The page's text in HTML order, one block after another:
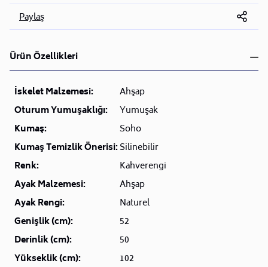
Paylaş
Ürün Özellikleri
İskelet Malzemesi:
Ahşap
Oturum Yumuşaklığı:
Yumuşak
Kumaş:
Soho
Kumaş Temizlik Önerisi:Silinebilir
Renk:
Kahverengi
Ayak Malzemesi:
Ahşap
Ayak Rengi:
Naturel
Genişlik (cm):
52
Derinlik (cm):
50
Yükseklik (cm):
102